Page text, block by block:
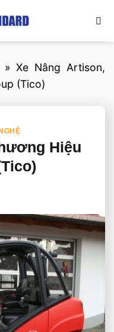
»Xe Nâng Artison,
(Tico)
Hiệu